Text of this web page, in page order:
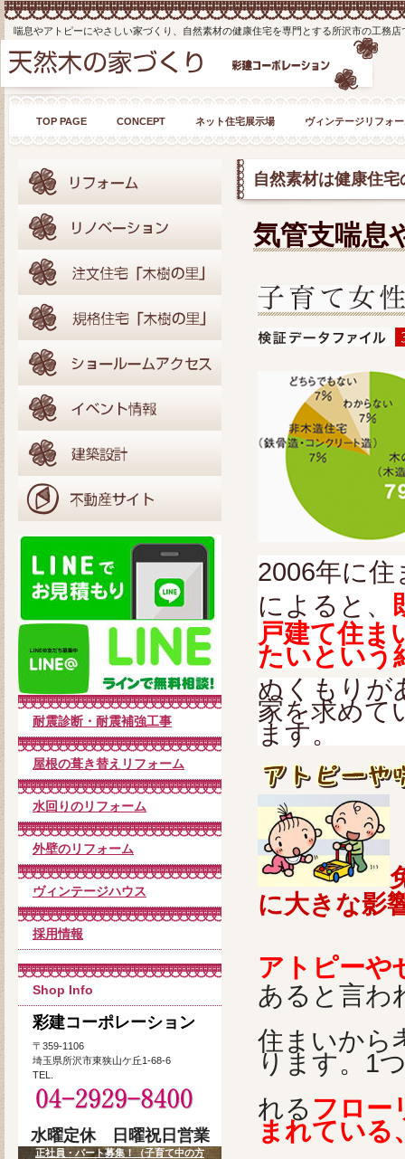
喘息やアトピーにやさしい家づくり、自然素材の健康住宅を専門とする所沢市の工務店
自然素材は健康住
気管支喘息
2006年に
によると、
戸建て住ま
たいという
ぬくもりが
家を求めて
ます。
に大きな影
アトピーや
あると言わ
住まいから
ります。1
れる フロー
まれている
TOP PAGE CONCEPT ネット住宅展示場 ヴィンテージリフォ
耐震診断・耐震補強工事
屋根の葺き替えリフォーム
水回りのリフォーム
外壁のリフォーム
ヴィンテージハウス
採用情報
Shop Info
彩建コーポレーション
〒359-1106
埼玉県所沢市東狭山ケ丘1-68-6
TEL.
水曜定休 日曜祝日営業
正社員・パート募集！（子育て中の方